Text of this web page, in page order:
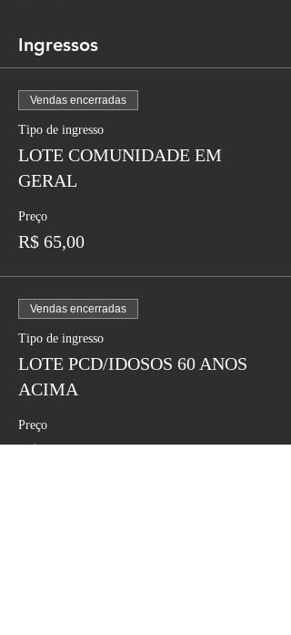
Ingressos
Vendas encerradas
Tipo de ingresso
LOTE COMUNIDADE EM
GERAL
Preço
R$ 65,00
Vendas encerradas
Tipo de ingresso
LOTE PCD/IDOSOS 60 ANOS
ACIMA
Preço
R$ 32,50